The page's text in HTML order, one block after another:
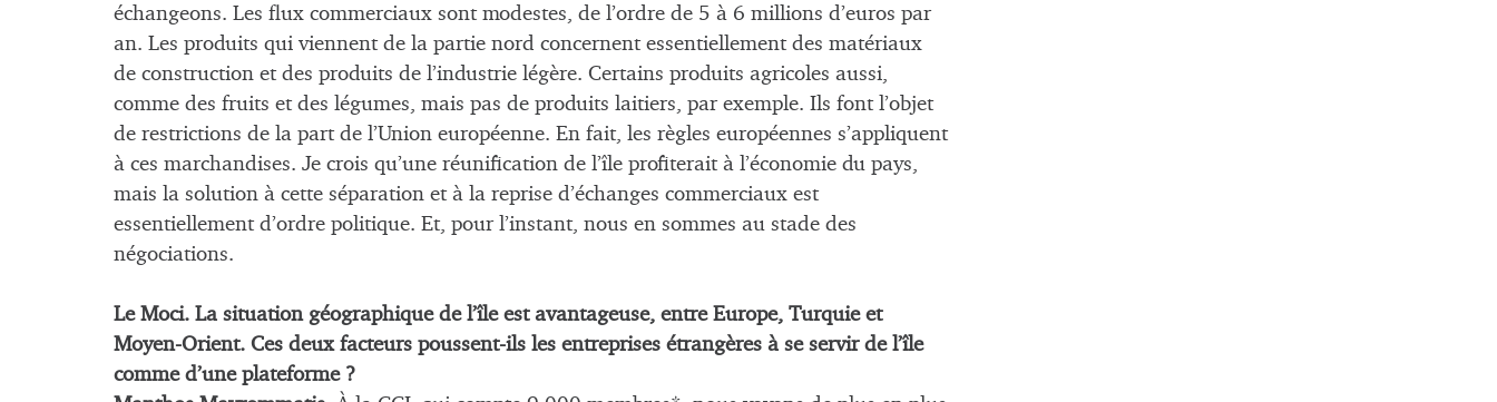
échangeons. Les flux commerciaux sont modestes, de l’ordre de 5 à 6 millions d’euros par
an. Les produits qui viennent de la partie nord concernent essentiellement des matériaux
de construction et des produits de l’industrie légère. Certains produits agricoles aussi,
comme des fruits et des légumes, mais pas de produits laitiers, par exemple. Ils font l’objet
de restrictions de la part de l’Union européenne. En fait, les règles européennes s’appliquent
à ces marchandises. Je crois qu’une réunification de l’île profiterait à l’économie du pays,
mais la solution à cette séparation et à la reprise d’échanges commerciaux est
essentiellement d’ordre politique. Et, pour l’instant, nous en sommes au stade des
négociations.
Le Moci. La situation géographique de l’île est avantageuse, entre Europe, Turquie et
Moyen-Orient. Ces deux facteurs poussent-ils les entreprises étrangères à se servir de l’île
comme d’une plateforme ?